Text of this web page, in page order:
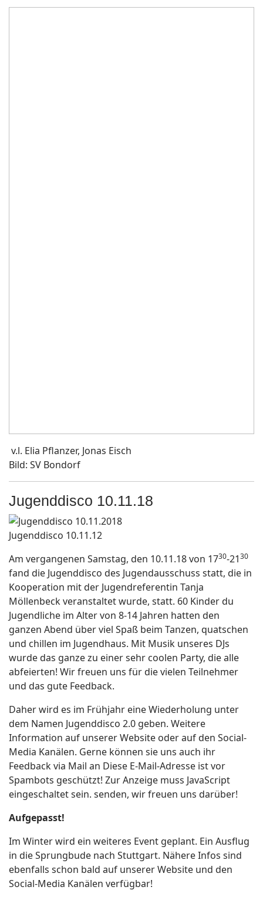
v.l. Elia Pflanzer, Jonas Eisch
Bild: SV Bondorf
Jugenddisco 10.11.18
Jugenddisco 10.11.12
Am vergangenen Samstag, den 10.11.18 von 1730-2130
fand die Jugenddisco des Jugendausschuss statt, die in
Kooperation mit der Jugendreferentin Tanja
Möllenbeck veranstaltet wurde, statt. 60 Kinder du
Jugendliche im Alter von 8-14 Jahren hatten den
ganzen Abend über viel Spaß beim Tanzen, quatschen
und chillen im Jugendhaus. Mit Musik unseres DJs
wurde das ganze zu einer sehr coolen Party, die alle
abfeierten! Wir freuen uns für die vielen Teilnehmer
und das gute Feedback.
Daher wird es im Frühjahr eine Wiederholung unter
dem Namen Jugenddisco 2.0 geben. Weitere
Information auf unserer Website oder auf den Social-
Media Kanälen. Gerne können sie uns auch ihr
Feedback via Mail an Diese E-Mail-Adresse ist vor
Spambots geschützt! Zur Anzeige muss JavaScript
eingeschaltet sein. senden, wir freuen uns darüber!
Aufgepasst!
Im Winter wird ein weiteres Event geplant. Ein Ausflug
in die Sprungbude nach Stuttgart. Nähere Infos sind
ebenfalls schon bald auf unserer Website und den
Social-Media Kanälen verfügbar!